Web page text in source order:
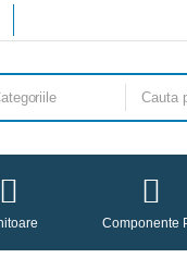
Componente